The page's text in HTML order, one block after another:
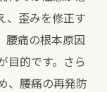
、歪みを修正す
腰痛の根本原因
目的です。さら
、腰痛の再発防